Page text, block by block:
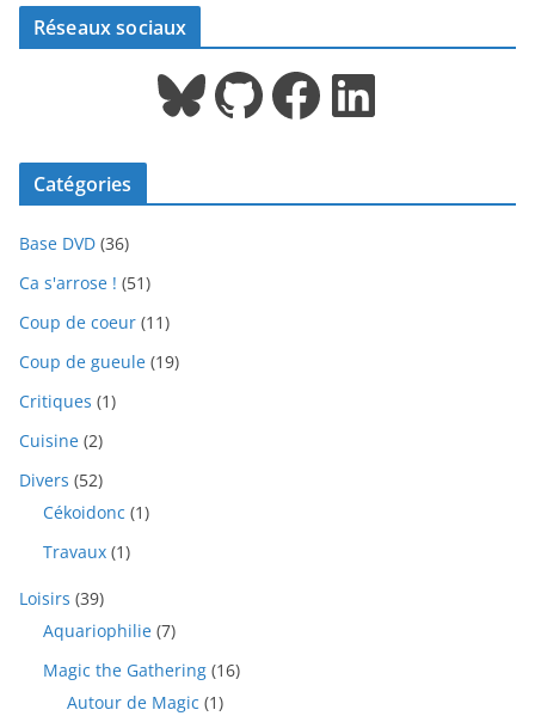
Réseaux sociaux
Bluesky GitHub Facebook LinkedIn
Catégories
Base DVD (36)
Ca s'arrose ! (51)
Coup de coeur (11)
Coup de gueule (19)
Critiques (1)
Cuisine (2)
Divers (52)
Cékoidonc (1)
Travaux (1)
Loisirs (39)
Aquariophilie (7)
Magic the Gathering (16)
Autour de Magic (1)